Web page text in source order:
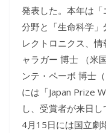
発表した。本年は「
分野と「生命科学
レクトロニクス、
ャラガー 博士 （米
ンテ・ペーボ 博士
には「Japan Prize
し、受賞者が来日し
4月15日には国立劇